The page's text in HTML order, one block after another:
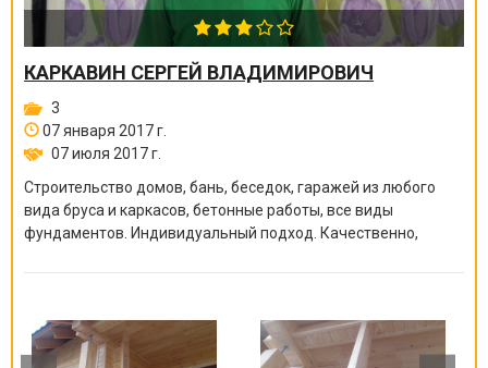
КАРКАВИН СЕРГЕЙ ВЛАДИМИРОВИЧ
3
07 января 2017 г.
07 июля 2017 г.
Строительство домов, бань, беседок, гаражей из любого
вида бруса и каркасов, бетонные работы, все виды
фундаментов. Индивидуальный подход. Качественно,